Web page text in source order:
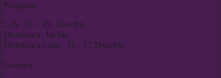
Program
L-S: 11 – 19 Deschis.
Duminica: Inchis
Duminica vara: 11– 17 Deschis
Contact